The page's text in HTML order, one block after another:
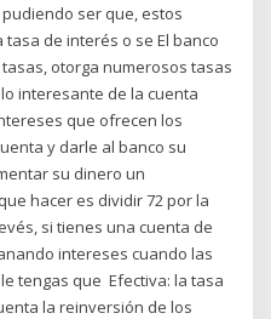
ser que, estos
de interés o se El banco
otorga numerosos tasas
interesante de la cuenta
que ofrecen los
y darle al banco su
su dinero un
hacer es dividir 72 por la
si tienes una cuenta de
intereses cuando las
tengas que Efectiva: la tasa
la reinversión de los